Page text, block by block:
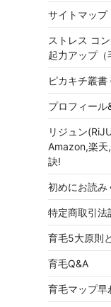
サイトマップ
ストレス コ
起力アップ（
ピカキチ叢
プロフィール
リジュン
Amazon,楽
訣!
初めにお読み
特定商取引法
育毛5大原則
育毛Q&A
育毛マップ早